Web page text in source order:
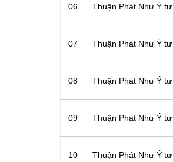
06 Thuận Phát Như Ý
07 Thuận Phát Như Ý
08 Thuận Phát Như Ý
09 Thuận Phát Như Ý
10
Thuận Phát Như Ý